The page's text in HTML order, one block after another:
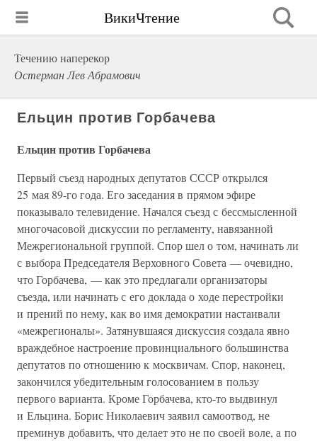
ВикиЧтение
Течению наперекор
Остерман Лев Абрамович
Ельцин против Горбачева
Ельцин против Горбачева
Первый съезд народных депутатов СССР открылся
25 мая 89-го года. Его заседания в прямом эфире
показывало телевидение. Начался съезд с бессмысленной
многочасовой дискуссии по регламенту, навязанной
Межрегиональной группой. Спор шел о том, начинать ли
с выбора Председателя Верховного Совета — очевидно,
что Горбачева, — как это предлагали организаторы
съезда, или начинать с его доклада о ходе перестройки
и прений по нему, как во имя демократии настаивали
«межрегионалы». Затянувшаяся дискуссия создала явно
враждебное настроение провинциального большинства
депутатов по отношению к москвичам. Спор, наконец,
закончился убедительным голосованием в пользу
первого варианта. Кроме Горбачева, кто-то выдвинул
и Ельцина. Борис Николаевич заявил самоотвод, не
преминув добавить, что делает это не по своей воле, а по